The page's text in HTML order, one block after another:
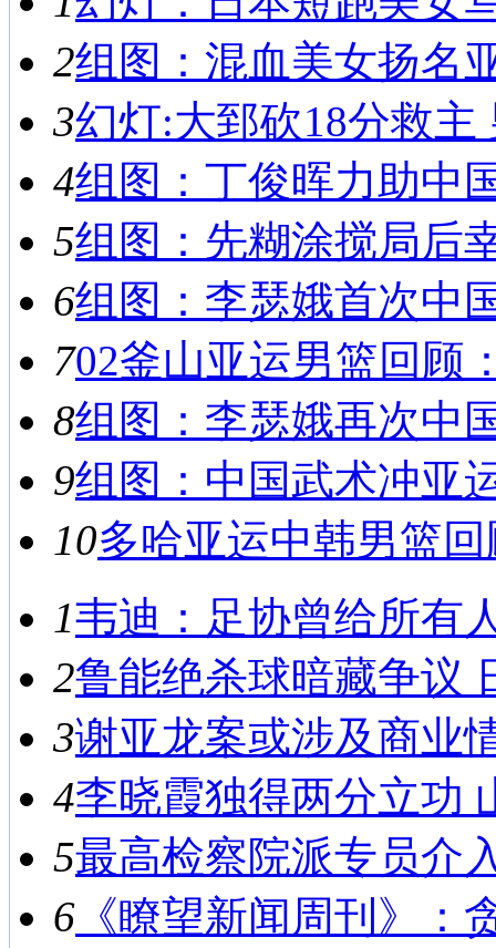
2组图：混血美女扬名
3幻灯:大郅砍18分救主
4组图：丁俊晖力助中
5组图：先糊涂搅局后
6组图：李瑟娥首次中
702釜山亚运男篮回顾
8组图：李瑟娥再次中
9组图：中国武术冲亚
10多哈亚运中韩男篮
1韦迪：足协曾给所有
2鲁能绝杀球暗藏争议
3谢亚龙案或涉及商业
4李晓霞独得两分立功
5最高检察院派专员介
6 《瞭望新闻周刊》：